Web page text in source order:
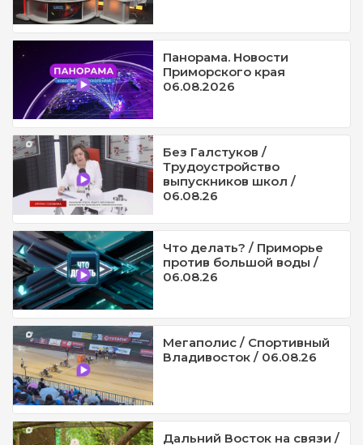
Панорама. Новости
Приморского края
06.08.2026
Без Галстуков /
Трудоустройство
выпускников школ /
06.08.26
Что делать? / Приморье
против большой воды /
06.08.26
Мегаполис / Спортивный
Владивосток / 06.08.26
Дальний Восток на связи /